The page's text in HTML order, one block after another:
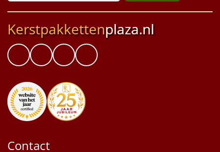
Kerstpakkettenplaza.nl
Contact